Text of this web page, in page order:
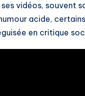
ses vidéos, souvent
acide,
en critique